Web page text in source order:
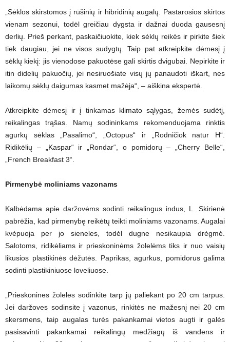
„Sėklos skirstomos į rūšinių ir hibridinių augalų. Pastarosios skirtos
vienam sezonui, todėl greičiau dygsta ir dažnai duoda gausesnį
derlių. Prieš perkant, paskaičiuokite, kiek sėklų reikės ir pirkite šiek
tiek daugiau, jei ne visos sudygtų. Taip pat atkreipkite dėmesį į
sėklų kiekį: jis vienodose pakuotėse gali skirtis dvigubai. Nepirkite ir
itin didelių pakuočių, jei nesiruošiate visų jų panaudoti iškart, nes
laikomų sėklų daigumas kasmet mažėja“, – aiškina ekspertė.
Atkreipkite dėmesį ir į tinkamas klimato sąlygas, žemės sudėtį,
reikalingas trąšas. Namų sodininkams rekomenduojama rinktis
agurkų sėklas „Pasalimo“, „Octopus“ ir „Rodničiok natur H“.
Ridikėlių – „Kaspar“ ir „Rondar“, o pomidorų – „Cherry Belle“,
„French Breakfast 3“.
Pirmenybė moliniams vazonams
Kalbėdama apie daržovėms sodinti reikalingus indus, L. Skirienė
pabrėžia, kad pirmenybę reikėtų teikti moliniams vazonams. Augalai
kvėpuoja per jo sieneles, todėl dugne nesikaupia drėgmė.
Salotoms, ridikėliams ir prieskoninėms žolelėms tiks ir nuo vaisių
likusios plastikinės dėžutės. Paprikas, agurkus, pomidorus galima
sodinti plastikiniuose loveliuose.
„Prieskonines žoleles sodinkite tarp jų paliekant po 20 cm tarpus.
Jei daržoves sodinsite į vazonus, rinkitės ne mažesnį nei 20 cm
skersmens, taip augalas turės pakankamai vietos augti ir galės
pasisavinti pakankamai reikalingų medžiagų iš vandens ir